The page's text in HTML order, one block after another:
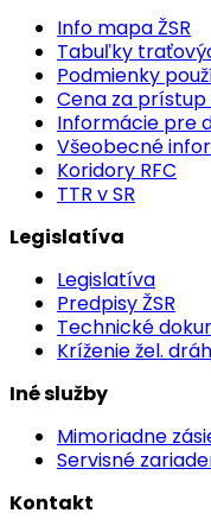
Info mapa ŽSR
Tabuľky
Podmienky
Cena za
Informácie pre
Všeobecné
Koridory RFC
TTR v SR
Legislatíva
Legislatíva
Predpisy ŽSR
Technické
Kríženie žel.
Iné služby
Mimoriadne
Servisné
Kontakt